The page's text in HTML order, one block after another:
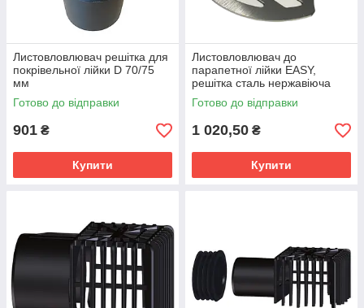
Листовловлювач решітка для
покрівельної лійки D 70/75
мм
Готово до відправки
901 ₴
Купити
Листовловлювач до
парапетної лійки EASY,
решітка сталь нержавіюча
Готово до відправки
1 020,50 ₴
Купити